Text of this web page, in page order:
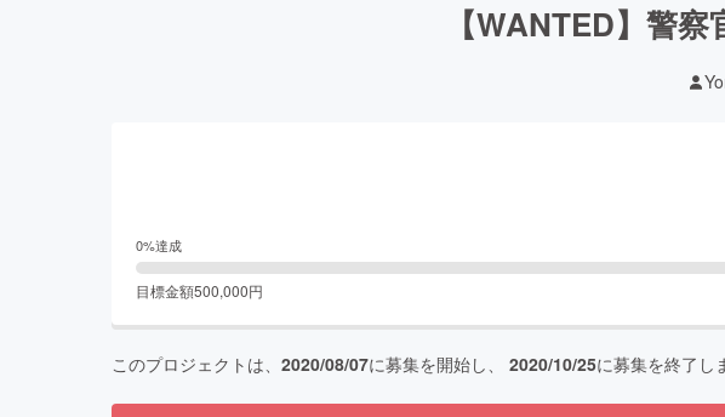
【WANTED】警
0%達成
目標金額500,000円
このプロジェクトは、 2020/08/07に募集を開始し、 2020/10/25に募集を終了し